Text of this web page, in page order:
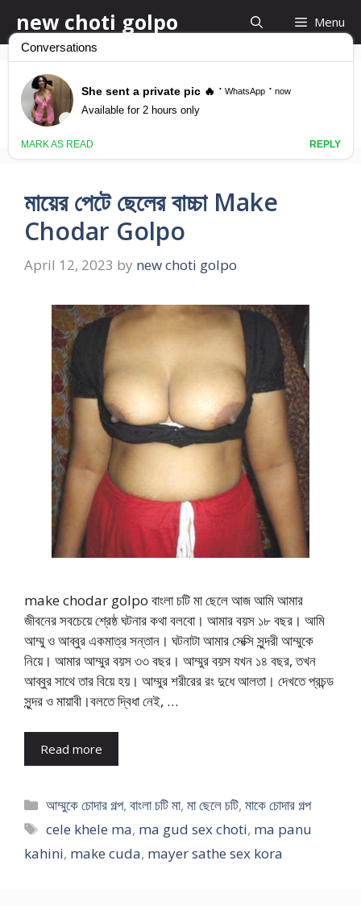
to
content
new choti golpo Menu
make cuda
মায়ের পেটে ছেলের বাচ্চা Make
Chodar Golpo
April 12, 2023 by new choti golpo
make chodar golpo বাংলা চটি মা ছেলে আজ আমি আমার
জীবনের সবচেয়ে শ্রেষ্ঠ ঘটনার কথা বলবো। আমার বয়স ১৮ বছর। আমি
আম্মু ও আব্বুর একমাত্র সন্তান। ঘটনাটা আমার সেক্সি সুন্দরী আম্মুকে
নিয়ে। আমার আম্মুর বয়স ৩৩ বছর। আম্মুর বয়স যখন ১৪ বছর, তখন
আব্বুর সাথে তার বিয়ে হয়। আম্মুর শরীরের রং দুধে আলতা। দেখতে প্রচন্ড
সুন্দর ও মায়াবী।বলতে দ্বিধা নেই, …
Read more
Categories
আম্মুকে চোদার গল্প,বাংলা চটি মা,মা ছেলে চটি,মাকে চোদার গল্প
Tags
cele khele ma, ma gud sex choti, ma panu
kahini, make cuda, mayer sathe sex kora